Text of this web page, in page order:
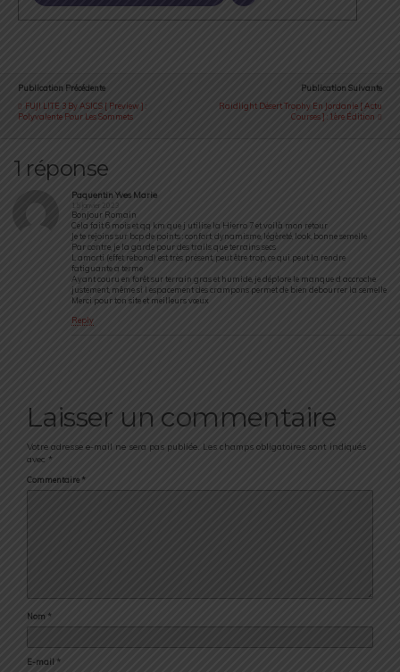
Publication Précédente
FUJI LITE 3 By ASICS [ Preview ] :
Polyvalente Pour Les Sommets
Publication Suivante
Raidlight Désert Trophy En Jordanie [ Actu
Courses ] : 1ère Édition
1 réponse
Paquentin Yves Marie
15 janvier 2023
Bonjour Romain
Cela fait 6 mois et qq km que j utilise la Hierro 7 et voilà mon retour
Je te rejoins sur bcp de points : confort, dynamisme, légèreté, look, bonne semelle
Par contre, je la garde pour des trails que terrains secs
L amorti (effet rebond) est très présent, peut être trop, ce qui peut la rendre
fatiguante a terme
Ayant couru en forêt sur terrain gras et humide, je déplore le manque d accroche
justement, même si l espacement des crampons permet de bien debourrer la semelle
Merci pour ton site et meilleurs vœux
Reply
Laisser un commentaire
Votre adresse e-mail ne sera pas publiée. Les champs obligatoires sont indiqués
avec *
Commentaire *
Nom *
E-mail *